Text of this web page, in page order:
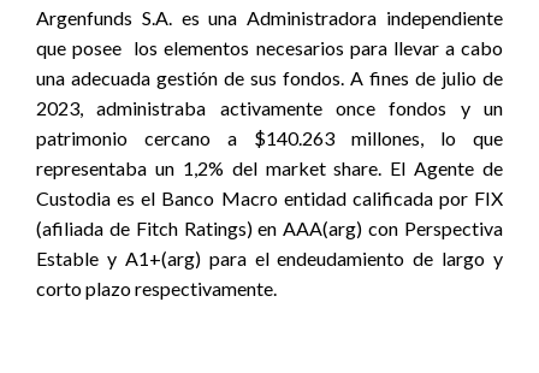
Argenfunds S.A. es una Administradora independiente
que posee los elementos necesarios para llevar a cabo
una adecuada gestión de sus fondos. A fines de julio de
2023, administraba activamente once fondos y un
patrimonio cercano a $140.263 millones, lo que
representaba un 1,2% del market share. El Agente de
Custodia es el Banco Macro entidad calificada por FIX
(afiliada de Fitch Ratings) en AAA(arg) con Perspectiva
Estable y A1+(arg) para el endeudamiento de largo y
corto plazo respectivamente.